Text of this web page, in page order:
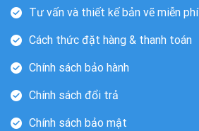
Tư vấn và thiết kế bản vẽ miễn phí
Cách thức đặt hàng & thanh toán
Chính sách bảo hành
Chính sách đổi trả
Chính sách bảo mật